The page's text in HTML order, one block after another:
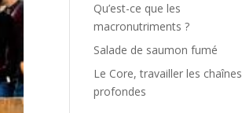
Qu’est-ce que les
macronutriments ?
Salade de saumon fumé
Le Core, travailler les chaînes
profondes